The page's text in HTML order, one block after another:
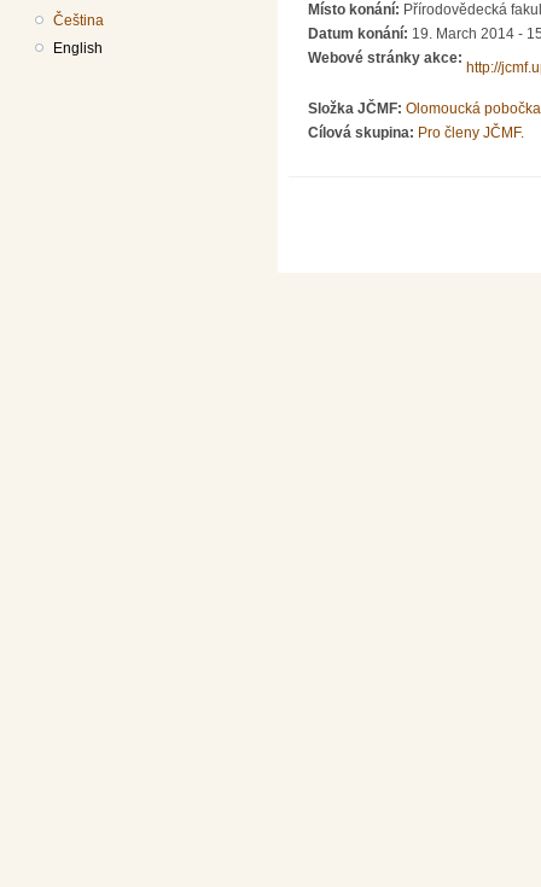
Čeština
English
Místo konání: Přírodovědecká
Datum konání: 19. March 2014 -
Webové stránky akce:
http://
Složka JČMF: Olomoucká pobočka
Cílová skupina: Pro členy JČMF.